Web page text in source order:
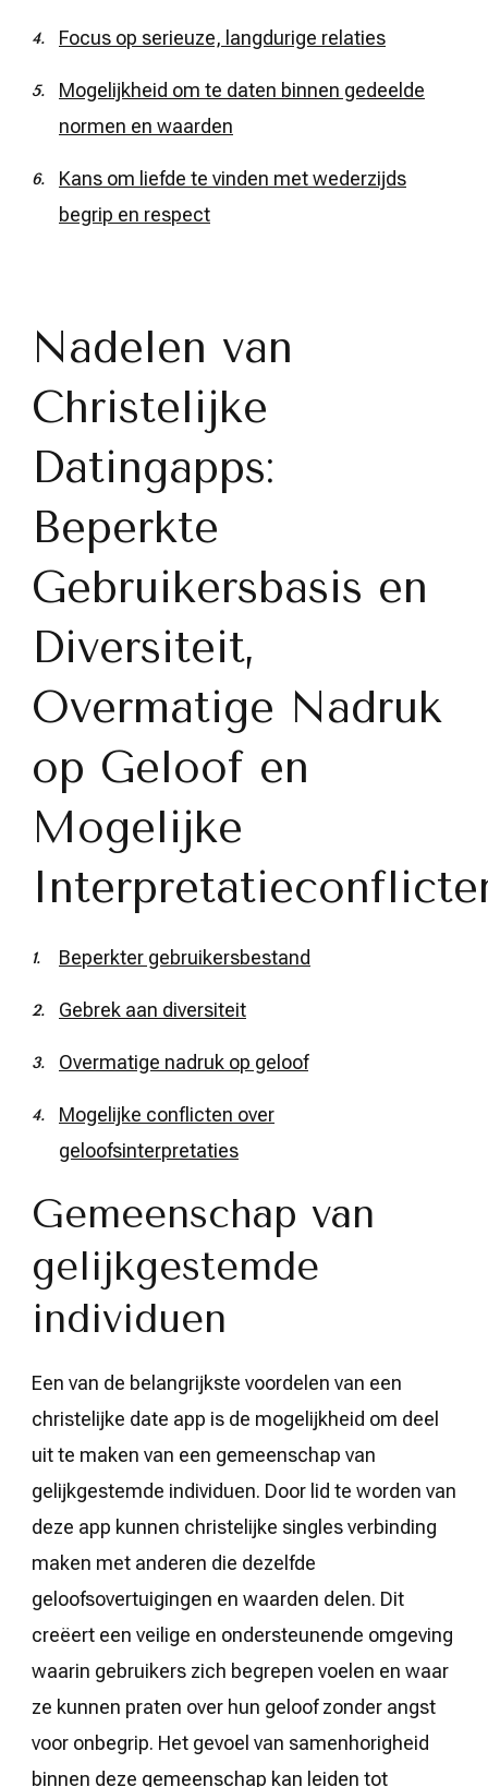
Focus op serieuze, langdurige relaties
Mogelijkheid om te daten binnen gedeelde
normen en waarden
Kans om liefde te vinden met wederzijds
begrip en respect
Nadelen van
Christelijke
Datingapps:
Beperkte
Gebruikersbasis en
Diversiteit,
Overmatige Nadruk
op Geloof en
Mogelijke
Beperkter gebruikersbestand
Gebrek aan diversiteit
Overmatige nadruk op geloof
Mogelijke conflicten over
geloofsinterpretaties
Gemeenschap van
gelijkgestemde
individuen
Een van de belangrijkste voordelen van een
christelijke date app is de mogelijkheid om deel
uit te maken van een gemeenschap van
gelijkgestemde individuen. Door lid te worden van
deze app kunnen christelijke singles verbinding
maken met anderen die dezelfde
geloofsovertuigingen en waarden delen. Dit
creëert een veilige en ondersteunende omgeving
waarin gebruikers zich begrepen voelen en waar
ze kunnen praten over hun geloof zonder angst
voor onbegrip. Het gevoel van samenhorigheid
binnen deze gemeenschap kan leiden tot